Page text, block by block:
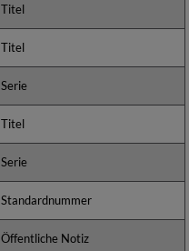
Titel
Titel
Serie
Titel
Serie
Standardnummer
Öffentliche Notiz